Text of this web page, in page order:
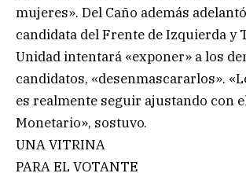
mujeres». Del Caño además
candidata del Frente de Izquierda y
Unidad intentará «exponer» a los
candidatos, «desenmascararlos».
es realmente seguir ajustando con
Monetario», sostuvo.
UNA VITRINA
PARA EL VOTANTE